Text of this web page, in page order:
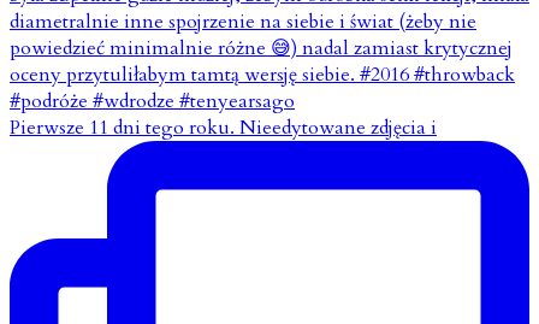
Pierwsze 11 dni tego roku. Nieedytowane zdjęcia i